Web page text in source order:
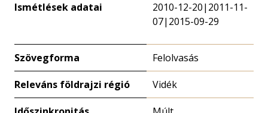
Ismétlések adatai
2010-12-20|2011-11-
07|2015-09-29
Szövegforma Felolvasás
Releváns földrajzi régió Vidék